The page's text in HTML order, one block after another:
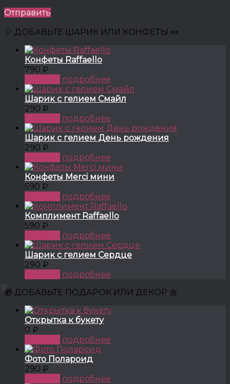
Отправить
🎈 ДОБАВЬТЕ ШАРИК ИЛИ КОНФЕТЫ 🍬
Конфеты Raffaello
790 ₽
подробнее
Шарик с гелием Смайл
290 ₽
подробнее
Шарик с гелием День рождения
290 ₽
подробнее
Конфеты Merci мини
590 ₽
подробнее
Комплимент Raffaello
590 ₽
подробнее
Шарик с гелием Сердце
290 ₽
подробнее
🎁 ДОБАВЬТЕ ПОДАРОК ИЛИ ДЕКОР 🌼
Открытка к букету
0 ₽
подробнее
Фото Полароид
290 ₽
подробнее